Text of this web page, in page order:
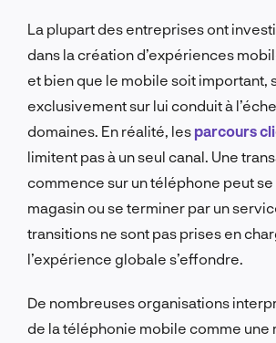
La plupart des entreprises ont
dans la création d’expériences
et bien que le mobile soit important,
exclusivement sur lui conduit à
domaines. En réalité, les parcours
limitent pas à un seul canal. Une
commence sur un téléphone peut
magasin ou se terminer par un
transitions ne sont pas prises en
l’expérience globale s’effondre.
De nombreuses organisations
de la téléphonie mobile comme une